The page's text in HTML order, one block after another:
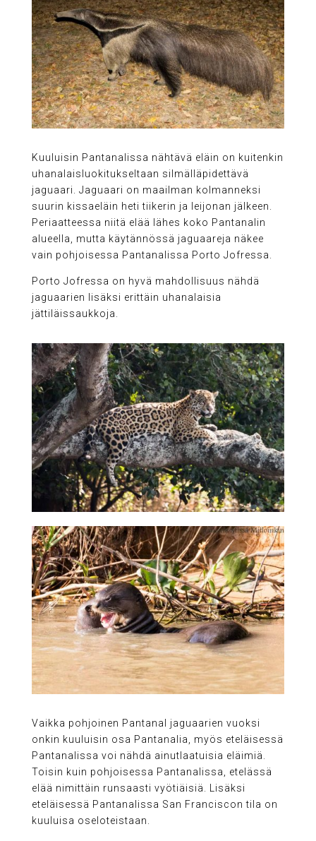
Kuuluisin Pantanalissa nähtävä eläin on kuitenkin
uhanalaisluokitukseltaan silmälläpidettävä
jaguaari. Jaguaari on maailman kolmanneksi
suurin kissaeläin heti tiikerin ja leijonan jälkeen.
Periaatteessa niitä elää lähes koko Pantanalin
alueella, mutta käytännössä jaguaareja näkee
vain pohjoisessa Pantanalissa Porto Jofressa.
Porto Jofressa on hyvä mahdollisuus nähdä
jaguaarien lisäksi erittäin uhanalaisia
jättiläissaukkoja.
Vaikka pohjoinen Pantanal jaguaarien vuoksi
onkin kuuluisin osa Pantanalia, myös eteläisessä
Pantanalissa voi nähdä ainutlaatuisia eläimiä.
Toisin kuin pohjoisessa Pantanalissa, etelässä
elää nimittäin runsaasti vyötiäisiä. Lisäksi
eteläisessä Pantanalissa San Franciscon tila on
kuuluisa oseloteistaan.